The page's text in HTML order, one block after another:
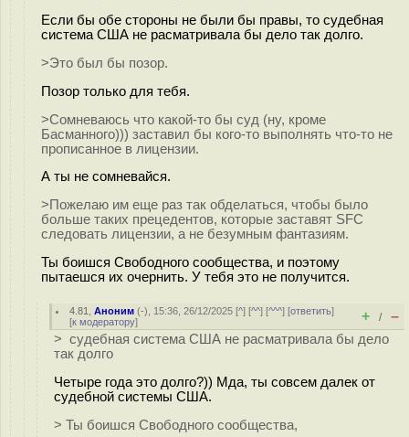
Если бы обе стороны не были бы правы, то судебная
система США не расматривала бы дело так долго.
>Это был бы позор.
Позор только для тебя.
>Сомневаюсь что какой-то бы суд (ну, кроме
Басманного))) заставил бы кого-то выполнять что-то не
прописанное в лицензии.
А ты не сомневайся.
>Пожелаю им еще раз так обделаться, чтобы было
больше таких прецедентов, которые заставят SFC
следовать лицензии, а не безумным фантазиям.
Ты боишся Свободного сообщества, и поэтому
пытаешся их очернить. У тебя это не получится.
4.81 ,Аноним (-), 15:36, 26/12/2025 [^] [^^] [^^^] [ответить]
[к модератору] + / –
> судебная система США не расматривала бы дело
так долго
Четыре года это долго?)) Мда, ты совсем далек от
судебной системы США.
> Ты боишся Свободного сообщества,